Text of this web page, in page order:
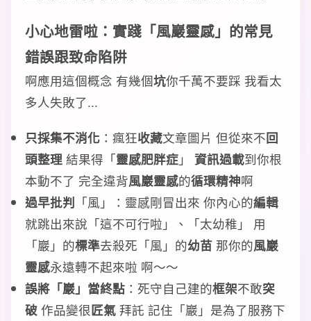
小心地雷啦：實踐「風巖靈感」的常見
錯誤跟致命陷阱
啊應用這個概念 有幾個坑你千萬不要踩 我看太
多人失敗了...
只採集不消化 ：瘋狂收藏文章圖片 但從來不回
頭整理 結果得「靈感肥胖症」 資訊過載到你根
本動不了 完全違背風巖靈感的循環精神啊
過早批判 「風」：靈感剛冒出來 你內心的編輯
就跳出來說「這不可行啦」、「太幼稚」 用
「巖」的標準去殺死「風」的幼苗 那你的風巖
靈感永遠轉不起來啦 啊～～
誤將「巖」當終點 ：死守自己建的框架不敢突
破 作品變很匠氣 拜託 記住「巖」是為了服務下